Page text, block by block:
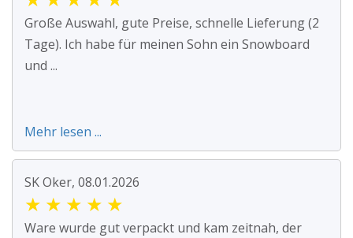
Große Auswahl, gute Preise, schnelle Lieferung (2
Tage). Ich habe für meinen Sohn ein Snowboard
und ...
Mehr lesen ...
SK Oker, 08.01.2026
★ ★ ★ ★ ★
Ware wurde gut verpackt und kam zeitnah, der